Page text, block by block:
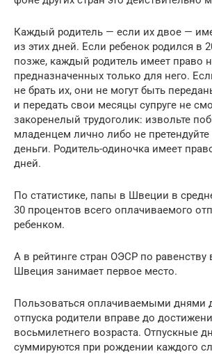
Каждый родитель — если их двое —
из этих дней. Если ребенок родился в
позже, каждый родитель имеет право
предназначенных только для него.
не брать их, они не могут быть
и передать свои месяцы cупруге не
закоренелый трудоголик: извольте
младенцем лично либо не
деньги. Родитель-одиночка имеет
дней.
По статистике, папы в Швеции в
30 процентов всего оплачиваемого
ребенком.
А в рейтинге стран ОЭСР по равенству
Швеция занимает первое место.
Пользоваться оплачиваемыми днями
отпуска родители вправе до
восьмилетнего возраста. Отпускные
суммируются при рождении каждого